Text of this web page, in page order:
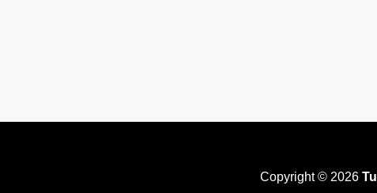
Copyright © 2026